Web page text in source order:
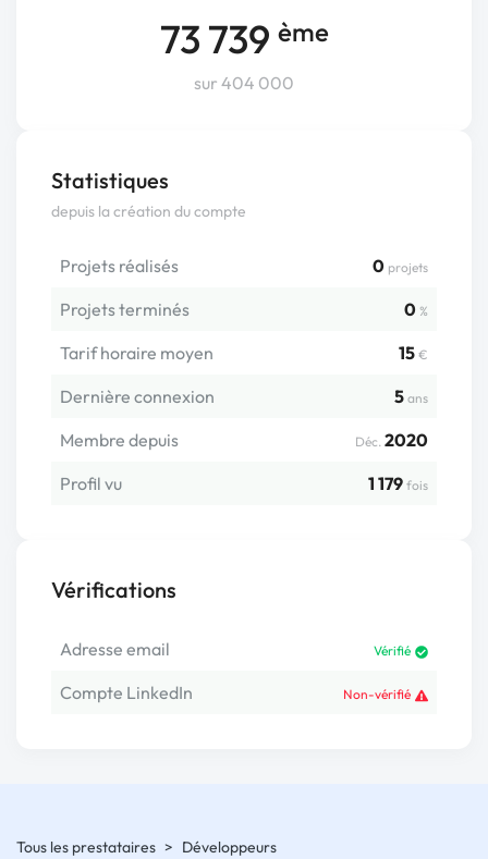
73 739 ème
sur 404 000
Statistiques
depuis la création du compte
Projets réalisés 0 projets
Projets terminés 0 %
Tarif horaire moyen 15 €
Dernière connexion 5 ans
Membre depuis Déc. 2020
Profil vu
1 179 fois
Vérifications
Adresse email Vérifié
Compte LinkedIn Non-vérifié
Tous les prestataires > Développeurs